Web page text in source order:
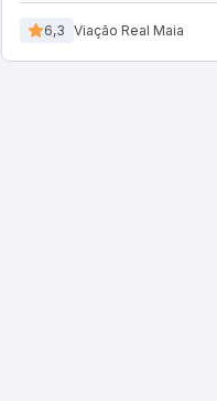
6,3 Viação Real Maia